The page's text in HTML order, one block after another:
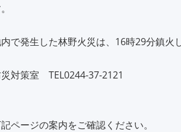
で発生した林野火災は、16時29分鎮火
対策室 TEL0244-37-2121
ページの案内をご確認ください。